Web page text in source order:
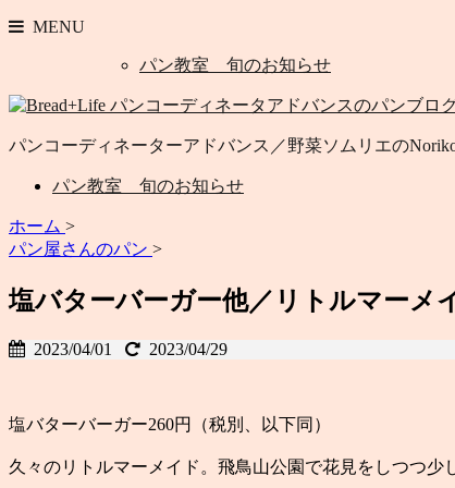
MENU
パン教室 旬のお知らせ
パンコーディネーターアドバンス／野菜ソムリエの
パン教室 旬のお知らせ
ホーム >
パン屋さんのパン >
塩バターバーガー他／リトルマーメ
2023/04/01 2023/04/29
塩バターバーガー260円（税別、以下同）
久々のリトルマーメイド。飛鳥山公園で花見をしつつ少